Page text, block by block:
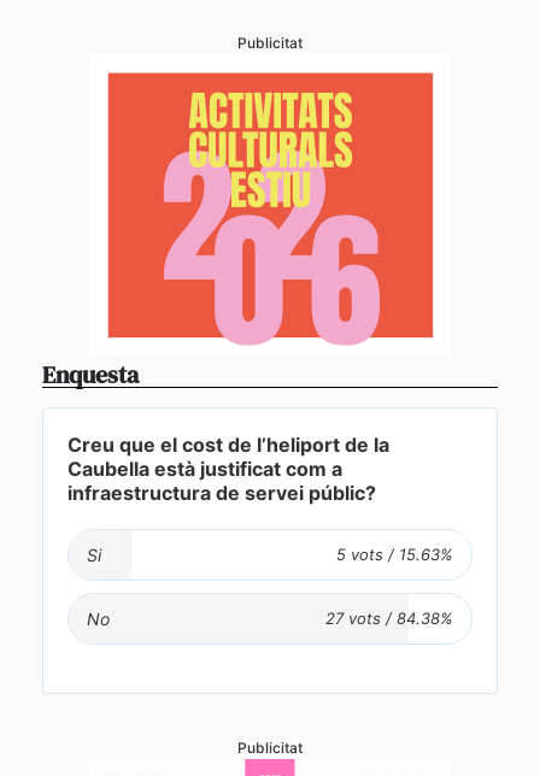
Publicitat
Enquesta
Creu que el cost de l’heliport de la
Caubella està justificat com a
infraestructura de servei públic?
Si
No
Publicitat